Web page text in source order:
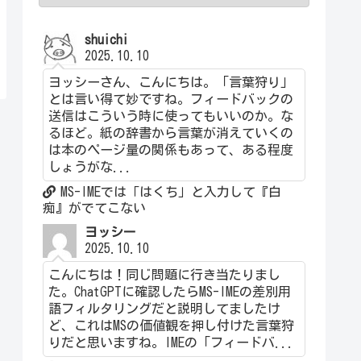
shuichi
2025.10.10
ヨッシーさん、こんにちは。「言葉狩り」
とは言い得て妙ですね。フィードバックの
送信はこういう時に使ってもいいのか。な
るほど。紙の辞書から言葉が消えていくの
は本のページ量の関係もあって、ある程度
しょうがな...
MS-IMEでは「はくち」と入力して『白
痴』がでてこない
ヨッシー
2025.10.10
こんにちは！同じ問題に行き当たりまし
た。ChatGPTに確認したらMS-IMEの差別用
語フィルタリングだと説明してましたけ
ど、これはMSの価値観を押し付けた言葉狩
りだと思いますね。IMEの「フィードバ...